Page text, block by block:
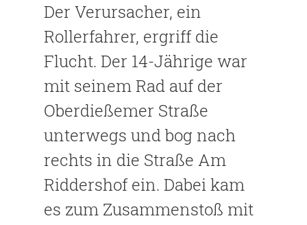
Der Verursacher, ein
Rollerfahrer, ergriff die
Flucht. Der 14-Jährige war
mit seinem Rad auf der
Oberdießemer Straße
unterwegs und bog nach
rechts in die Straße Am
Riddershof ein. Dabei kam
es zum Zusammenstoß mit